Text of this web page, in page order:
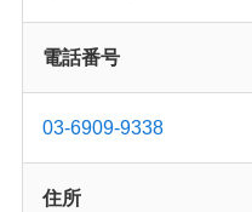
電話番号
03-6909-9338
住所